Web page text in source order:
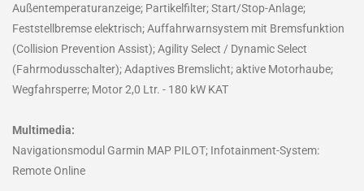
Außentemperaturanzeige; Partikelfilter; Start/Stop-Anlage;
Feststellbremse elektrisch; Auffahrwarnsystem mit Bremsfunktion
(Collision Prevention Assist); Agility Select / Dynamic Select
(Fahrmodusschalter); Adaptives Bremslicht; aktive Motorhaube;
Wegfahrsperre; Motor 2,0 Ltr. - 180 kW KAT
Multimedia:
Navigationsmodul Garmin MAP PILOT; Infotainment-System:
Remote Online